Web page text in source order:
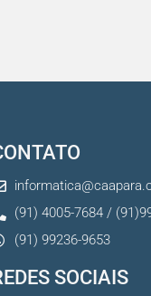
(91) 4005-7684 /
(91) 99236-9653
SOCIAIS